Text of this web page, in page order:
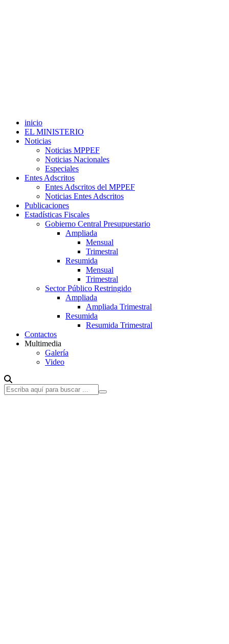
inicio
EL MINISTERIO
Noticias
Noticias MPPEF
Noticias Nacionales
Especiales
Entes Adscritos
Entes Adscritos del MPPEF
Noticias Entes Adscritos
Publicaciones
Estadísticas Fiscales
Gobierno Central Presupuestario
Ampliada
Mensual
Trimestral
Resumida
Mensual
Trimestral
Sector Público Restringido
Ampliada
Ampliada Trimestral
Resumida
Resumida Trimestral
Contactos
Multimedia
Galería
Video